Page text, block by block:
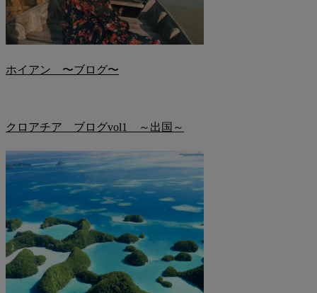
ホイアン 〜ブログ〜
クロアチア ブログvol1 ～出国～